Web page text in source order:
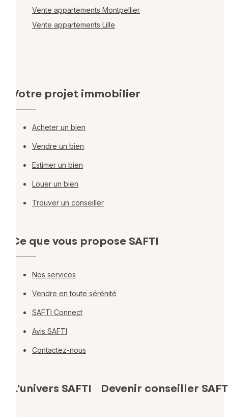
Vente appartements Montpellier
Vente appartements Lille
Votre projet immobilier
Acheter un bien
Vendre un bien
Estimer un bien
Louer un bien
Trouver un conseiller
Ce que vous propose SAFTI
Nos services
Vendre en toute sérénité
SAFTI Connect
Avis SAFTI
Contactez-nous
L'univers SAFTI Devenir conseiller